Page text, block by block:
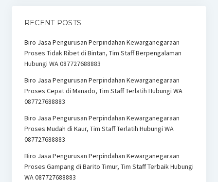
RECENT POSTS
Biro Jasa Pengurusan Perpindahan Kewarganegaraan
Proses Tidak Ribet di Bintan, Tim Staff Berpengalaman
Hubungi WA 087727688883
Biro Jasa Pengurusan Perpindahan Kewarganegaraan
Proses Cepat di Manado, Tim Staff Terlatih Hubungi WA
087727688883
Biro Jasa Pengurusan Perpindahan Kewarganegaraan
Proses Mudah di Kaur, Tim Staff Terlatih Hubungi WA
087727688883
Biro Jasa Pengurusan Perpindahan Kewarganegaraan
Proses Gampang di Barito Timur, Tim Staff Terbaik Hubungi
WA 087727688883